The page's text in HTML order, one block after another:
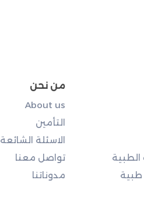
الطبية
من نحن
About us
التأمين
الاسئلة الشائعة
تواصل معنا
مدوناتنا